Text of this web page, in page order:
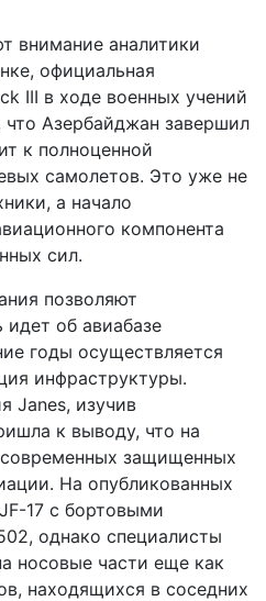
внимание аналитики
официальная
III в ходе военных учений
что Азербайджан завершил
к полноценной
самолетов. Это уже не
а начало
компонента
сил.
позволяют
идет об авиабазе
годы осуществляется
инфраструктуры.
Janes, изучив
к выводу, что на
защищенных
На опубликованных
17 с бортовыми
однако специалисты
носовые части еще как
находящихся в соседних